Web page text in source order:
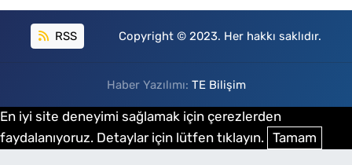
RSS Copyright © 2023. Her hakkı saklıdır.
Haber Yazılımı: TE Bilişim
En iyi site deneyimi sağlamak için çerezlerden
faydalanıyoruz. Detaylar için lütfen tıklayın. Tamam